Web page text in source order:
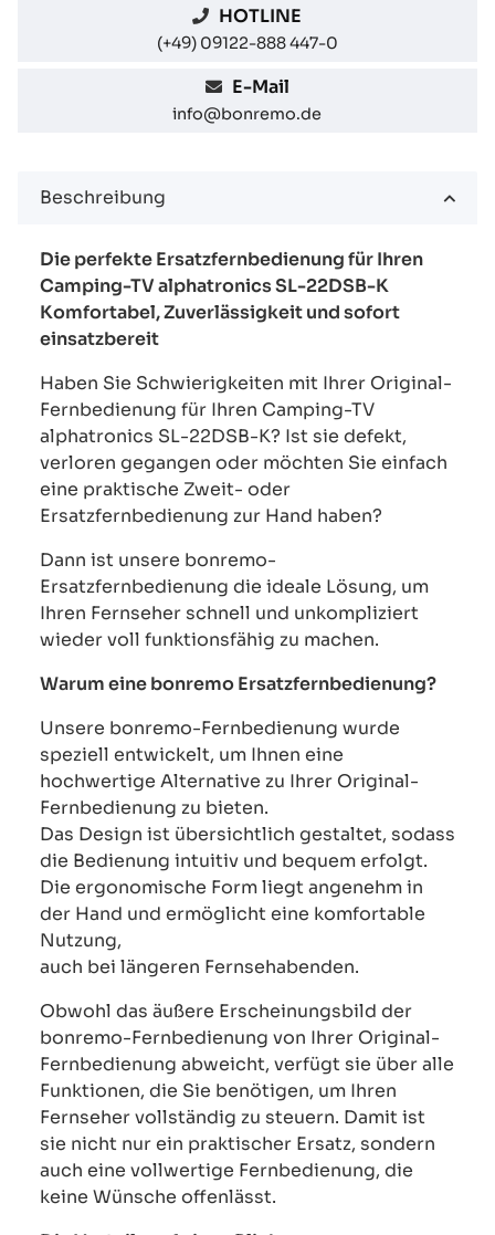
HOTLINE
(+49) 09122-888 447-0
E-Mail
info@bonremo.de
Beschreibung
Die perfekte Ersatzfernbedienung für Ihren
Camping-TV alphatronics SL-22DSB-K
Komfortabel, Zuverlässigkeit und sofort
einsatzbereit
Haben Sie Schwierigkeiten mit Ihrer Original-
Fernbedienung für Ihren Camping-TV
alphatronics SL-22DSB-K? Ist sie defekt,
verloren gegangen oder möchten Sie einfach
eine praktische Zweit- oder
Ersatzfernbedienung zur Hand haben?
Dann ist unsere bonremo-
Ersatzfernbedienung die ideale Lösung, um
Ihren Fernseher schnell und unkompliziert
wieder voll funktionsfähig zu machen.
Warum eine bonremo Ersatzfernbedienung?
Unsere bonremo-Fernbedienung wurde
speziell entwickelt, um Ihnen eine
hochwertige Alternative zu Ihrer Original-
Fernbedienung zu bieten.
Das Design ist übersichtlich gestaltet, sodass
die Bedienung intuitiv und bequem erfolgt.
Die ergonomische Form liegt angenehm in
der Hand und ermöglicht eine komfortable
Nutzung,
auch bei längeren Fernsehabenden.
Obwohl das äußere Erscheinungsbild der
bonremo-Fernbedienung von Ihrer Original-
Fernbedienung abweicht, verfügt sie über alle
Funktionen, die Sie benötigen, um Ihren
Fernseher vollständig zu steuern. Damit ist
sie nicht nur ein praktischer Ersatz, sondern
auch eine vollwertige Fernbedienung, die
keine Wünsche offenlässt.